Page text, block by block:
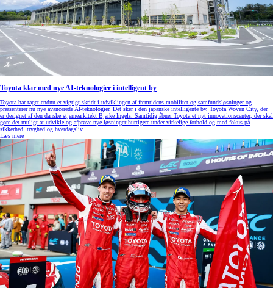
Toyota klar med nye AI-teknologier i intelligent by
Toyota har taget endnu et vigtigt skridt i udviklingen af fremtidens mobilitet og samfundsløsninger og
præsenterer nu nye avancerede AI-teknologier. Det sker i den japanske intelligente by, Toyota Woven City, der
er designet af den danske stjernearkitekt Bjarke Ingels. Samtidig åbner Toyota et nyt innovationscenter, der skal
gøre det muligt at udvikle og afprøve nye løsninger hurtigere under virkelige forhold og med fokus på
sikkerhed, tryghed og hverdagsliv.
Læs mere